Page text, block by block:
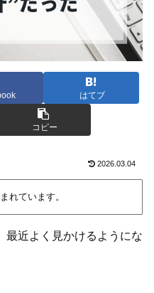
はてブ
コピー
2026.03.04
れています。
最近よく見かけるようにな